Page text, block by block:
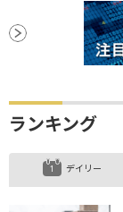
ランキング
デイリー